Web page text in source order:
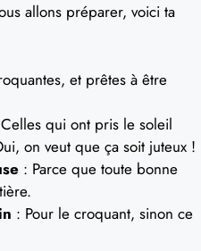
allons préparer, voici ta
et prêtes à être
qui ont pris le soleil
on veut que ça soit juteux !
: Parce que toute bonne
: Pour le croquant, sinon ce